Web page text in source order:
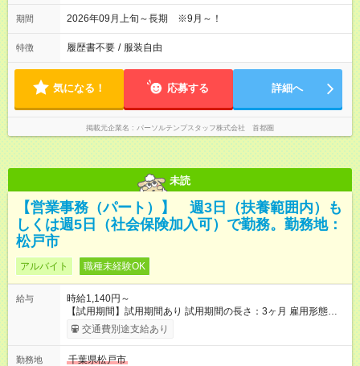
期間 2026年09月上旬～長期 ※9月～！
特徴 履歴書不要 / 服装自由
気になる！ 応募する 詳細へ
掲載元企業名 パーソルテンプスタッフ株式会社 首都圏
未読
【営業事務（パート）】 週3日（扶養範囲内）も
しくは週5日（社会保険加入可）で勤務。勤務地：
松戸市
アルバイト 職種未経験OK
給与
時給1,140円～
【試用期間】試用期間あり 試用期間の長さ：3ヶ月 雇用形態、
給与は本採用時と同じです。
交通費別途支給あり
勤務地
千葉県松戸市